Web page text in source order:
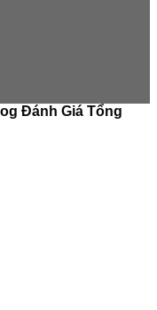
Đánh Giá Tổng